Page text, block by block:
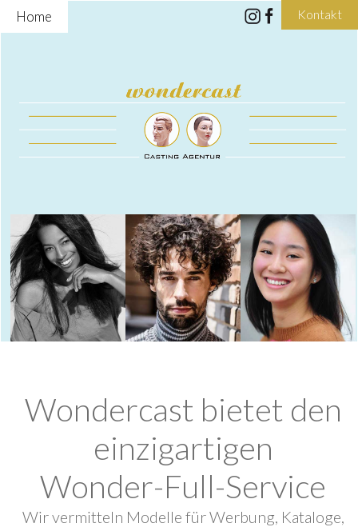
Home Kontakt
Wondercast bietet den
einzigartigen
Wonder-Full-Service
Wir vermitteln Modelle für Werbung, Kataloge,